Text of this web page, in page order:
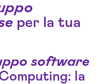
per la tua
software
la